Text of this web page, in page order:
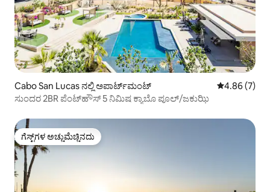
Cabo San Lucas ನಲ್ಲಿ ಅಪಾರ್ಟ್‌ಮಂಟ್ 5 ರಲ್ಲಿ 4.86
4.86 (7)
ಸುಂದರ 2BR ಪೆಂಟ್‌ಹೌಸ್ 5 ನಿಮಿಷ ಕ್ಯಾಬೊ ಪೂಲ್/ಜಕುಝಿ
ಗೆಸ್ಟ್‌ಗಳ ಅಚ್ಚುಮೆಚ್ಚಿನದು
ಗೆಸ್ಟ್‌ಗಳ ಅಚ್ಚುಮೆಚ್ಚಿನದು